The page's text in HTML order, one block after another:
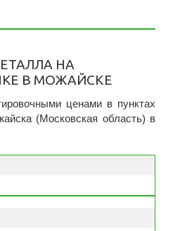
НА
В МОЖАЙСКЕ
ценами в пунктах
(Московская область) в